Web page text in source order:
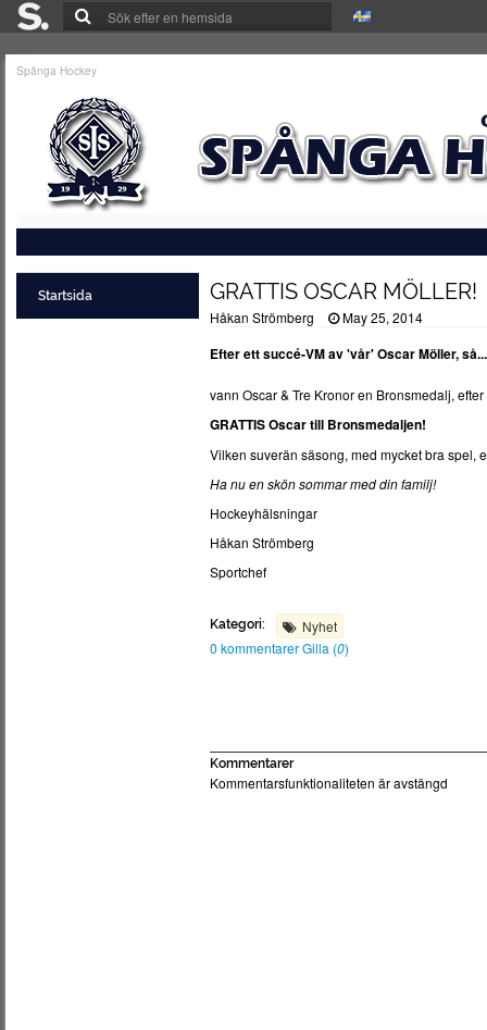
Spånga Hockey
Startsida GRATTIS OSCAR MÖLLER!
Håkan Strömberg May 25, 2014
Efter ett succé-VM av 'vår' Oscar Möller,
vann Oscar & Tre Kronor en Bronsmedalj,
GRATTIS Oscar till Bronsmedaljen!
Vilken suverän säsong, med mycket bra spel,
Ha nu en skön sommar med din familj!
Hockeyhälsningar
Håkan Strömberg
Sportchef
Kategori:
Nyhet
0 kommentarerGilla (0)
Kommentarer
Kommentarsfunktionaliteten är avstängd